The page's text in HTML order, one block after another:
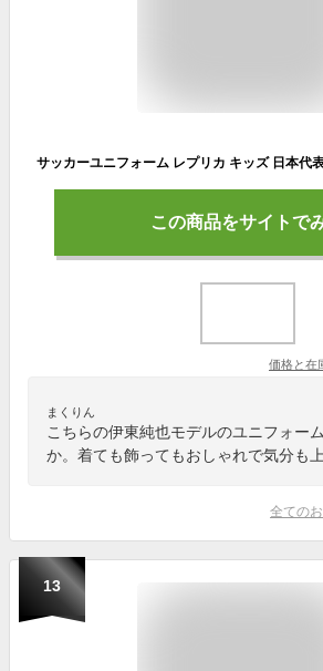
この商品をサイトで
価格と在
まくりん
こちらの伊東純也モデルのユニフォー
か。着ても飾ってもおしゃれで気分も
全ての
13